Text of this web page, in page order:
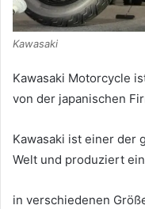
Kawasaki
Kawasaki Motorcycle
von der japanischen
Kawasaki ist einer der
Welt und produziert
in verschiedenen